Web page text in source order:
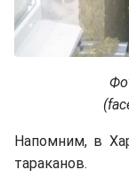
Напомним, в
тараканов.